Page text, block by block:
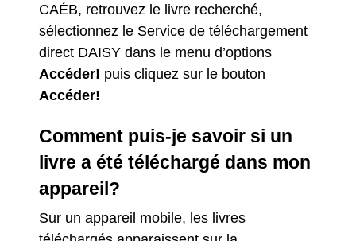
CAÉB, retrouvez le livre recherché,
sélectionnez le Service de téléchargement
direct DAISY dans le menu d’options
Accéder! puis cliquez sur le bouton
Accéder!
Comment puis-je savoir si un
livre a été téléchargé dans mon
appareil?
Sur un appareil mobile, les livres